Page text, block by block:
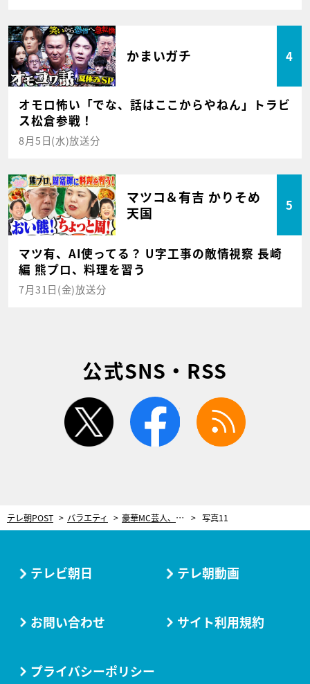
かまいガチ 4
オモロ怖い「でな、話はここからやねん」トラビ
ス松倉参戦！
8月5日(水)放送分
マツコ＆有吉 かりそめ
天国
5
マツ有、AI使ってる？ U字工事の敵情視察 長崎
編 熊プロ、料理を習う
7月31日(金)放送分
公式SNS・RSS
twitter facebook
テレ朝POST バラエティ 豪華MC芸人、“奇跡の集合写真”を公開！総勢24人のMC陣も大満足「久々に腹が痛くなりました」 写真11
テレビ朝日 テレ朝動画
お問い合わせ サイト利用規約
プライバシーポリシー